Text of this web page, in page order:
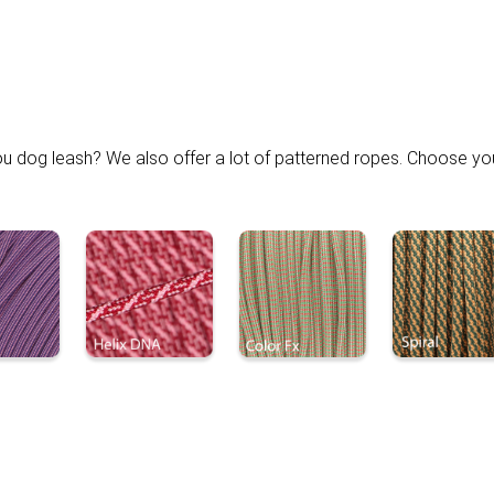
dog leash? We also offer a lot of patterned ropes. Choose